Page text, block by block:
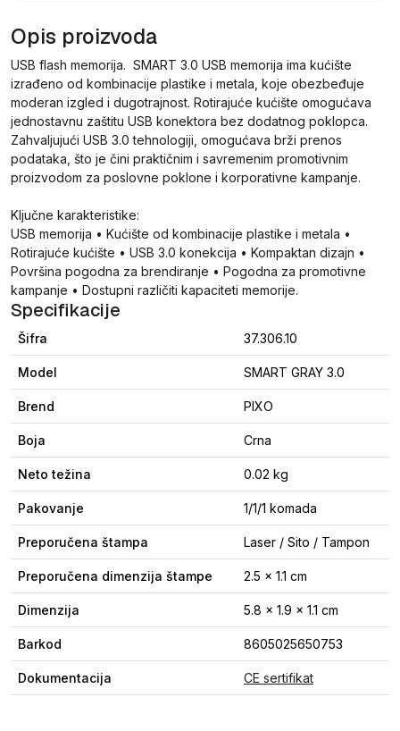
Opis proizvoda
USB flash memorija. SMART 3.0 USB memorija ima kućište
izrađeno od kombinacije plastike i metala, koje obezbeđuje
moderan izgled i dugotrajnost. Rotirajuće kućište omogućava
jednostavnu zaštitu USB konektora bez dodatnog poklopca.
Zahvaljujući USB 3.0 tehnologiji, omogućava brži prenos
podataka, što je čini praktičnim i savremenim promotivnim
proizvodom za poslovne poklone i korporativne kampanje.
Ključne karakteristike:
USB memorija • Kućište od kombinacije plastike i metala •
Rotirajuće kućište • USB 3.0 konekcija • Kompaktan dizajn •
Površina pogodna za brendiranje • Pogodna za promotivne
kampanje • Dostupni različiti kapaciteti memorije.
Specifikacije
Šifra 37.306.10
Model SMART GRAY 3.0
Brend PIXO
Boja Crna
Neto težina 0.02 kg
Pakovanje 1/1/1 komada
Preporučena štampa Laser / Sito / Tampon
Preporučena dimenzija štampe 2.5 x 1.1 cm
Dimenzija 5.8 x 1.9 x 1.1 cm
Barkod 8605025650753
Dokumentacija CE sertifikat